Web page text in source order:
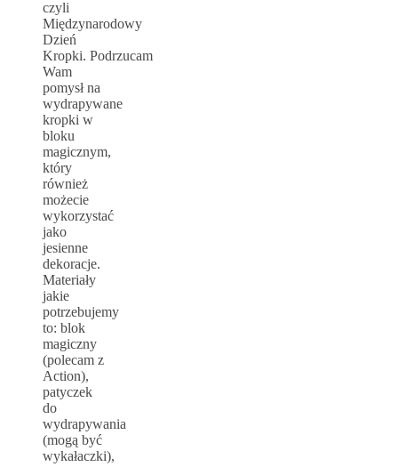
czyli
Międzynarodowy
Dzień
Kropki. Podrzucam
Wam
pomysł na
wydrapywane
kropki w
bloku
magicznym,
który
również
możecie
wykorzystać
jako
jesienne
dekoracje.
Materiały
jakie
potrzebujemy
to: blok
magiczny
(polecam z
Action),
patyczek
do
wydrapywania
(mogą być
wykałaczki),